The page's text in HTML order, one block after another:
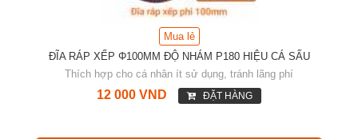
Mua lẻ
ĐĨA RÁP XẾP Φ100MM ĐỘ NHÁM P180 HIỆU CÁ SẤU
Thích hợp cho cá nhân ít sử dụng, tránh lãng phí
12 000 VND ĐẶT HÀNG